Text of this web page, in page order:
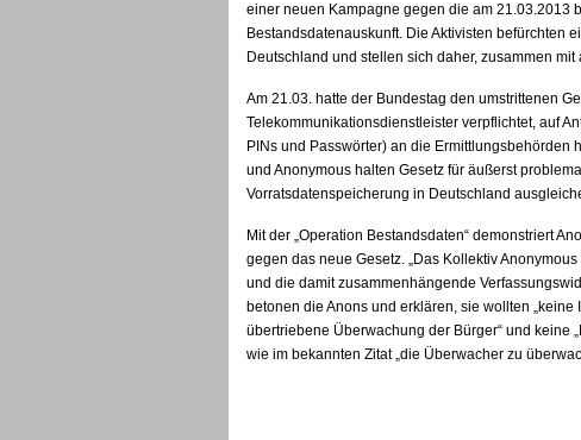
einer neuen Kampagne gegen die am 21.03.2013
Bestandsdatenauskunft. Die Aktivisten befürchten
Deutschland und stellen sich daher, zusammen
Am 21.03. hatte der Bundestag den umstrittenen
Telekommunikationsdienstleister verpflichtet, auf
PINs und Passwörter) an die
und Anonymous halten Gesetz für äußerst
Vorratsdatenspeicherung in Deutschland
Mit der „Operation Bestandsdaten“ demonstriert
gegen das neue Gesetz. „Das Kollektiv
und die damit zusammenhängende
betonen die Anons und erklären, sie wollten
übertriebene Überwachung der Bürger“ und keine
wie im bekannten Zitat „die Überwacher zu